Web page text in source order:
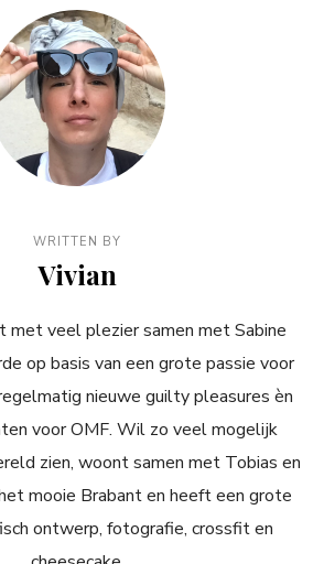
WRITTEN BY
Vivian
met veel plezier samen met Sabine
op basis van een grote passie voor
nieuwe guilty pleasures èn
voor OMF. Wil zo veel mogelijk
zien, woont samen met Tobias en
mooie Brabant en heeft een grote
ontwerp, fotografie, crossfit en